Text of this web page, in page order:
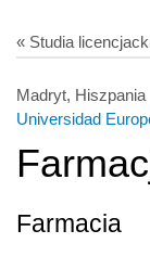
« Studia
Madryt, Hiszpania
Universidad
Farmacia